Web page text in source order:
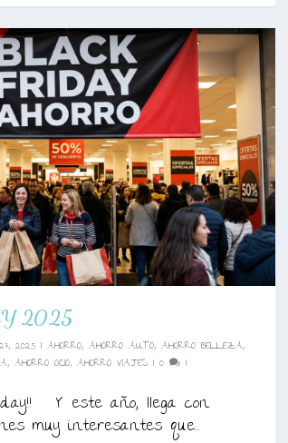
2025
2025 |AHORRO,AHORRO AUTO,AHORRO BELLEZA,
,AHORRO OCIO,AHORRO VIAJES |0 |
Y este año, llega con
muy interesantes que...